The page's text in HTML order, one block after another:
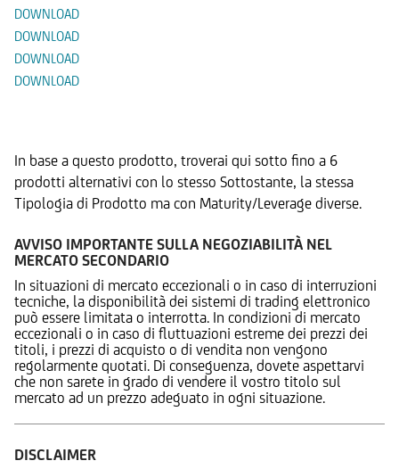
DOWNLOAD
DOWNLOAD
DOWNLOAD
DOWNLOAD
In base a questo prodotto, troverai qui sotto fino a 6
prodotti alternativi con lo stesso Sottostante, la stessa
Tipologia di Prodotto ma con Maturity/Leverage diverse.
AVVISO IMPORTANTE SULLA NEGOZIABILITÀ NEL
MERCATO SECONDARIO
In situazioni di mercato eccezionali o in caso di interruzioni
tecniche, la disponibilità dei sistemi di trading elettronico
può essere limitata o interrotta. In condizioni di mercato
eccezionali o in caso di fluttuazioni estreme dei prezzi dei
titoli, i prezzi di acquisto o di vendita non vengono
regolarmente quotati. Di conseguenza, dovete aspettarvi
che non sarete in grado di vendere il vostro titolo sul
mercato ad un prezzo adeguato in ogni situazione.
DISCLAIMER